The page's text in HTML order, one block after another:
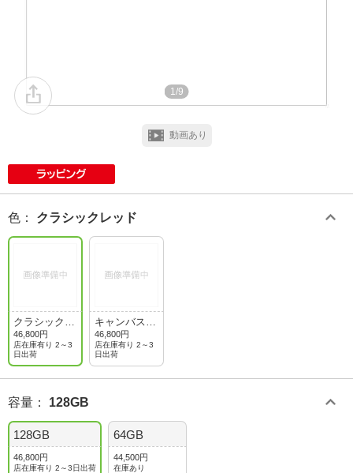
1/9
動画あり
色 ： クラシックレッド
クラシックレ
ッド
46,800円
店在庫有り 2～3
日出荷
キャンバスホ
ワイト
46,800円
店在庫有り 2～3
日出荷
容量 ： 128GB
128GB
46,800円
店在庫有り 2～3日出荷
64GB
44,500円
在庫あり